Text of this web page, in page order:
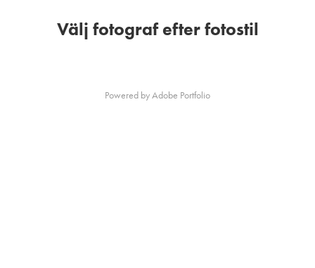
Välj fotograf efter fotostil
Powered byAdobe Portfolio